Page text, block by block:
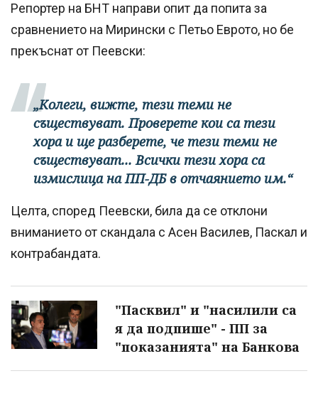
Репортер на БНТ направи опит да попита за
сравнението на Мирински с Петьо Еврото, но бе
прекъснат от Пеевски:
„Колеги, вижте, тези теми не
съществуват. Проверете кои са тези
хора и ще разберете, че тези теми не
съществуват... Всички тези хора са
измислица на ПП-ДБ в отчаянието им.“
Целта, според Пеевски, била да се отклони
вниманието от скандала с Асен Василев, Паскал и
контрабандата.
"Пасквил" и "насилили са
я да подпише" - ПП за
"показанията" на Банкова